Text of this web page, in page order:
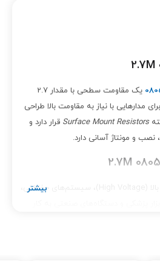
یک مقاومت سطحی با مقدار 2.7
مدارهایی با نیاز به مقاومت بالا طراحی
Surface Mount Resistors قرار دارد و
این مقاومت در مدارات ولتاژ بالا (High Voltage)، سیستم‌های حفاظتی،